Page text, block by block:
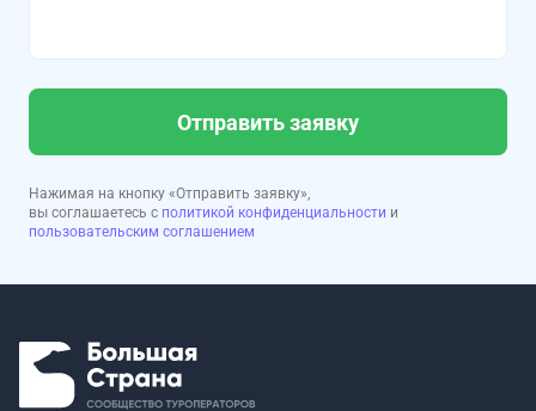
Отправить заявку
Нажимая на кнопку «Отправить заявку»,
вы соглашаетесь с политикой конфиденциальности и
пользовательским соглашением